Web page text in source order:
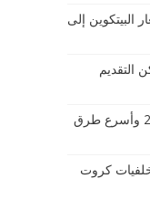
البيتكوين إلى
وأماكن التقديم
موعد ظهور نتيجة الثانوية العامة 2023 وأسرع طرق
وخلفيات كروت